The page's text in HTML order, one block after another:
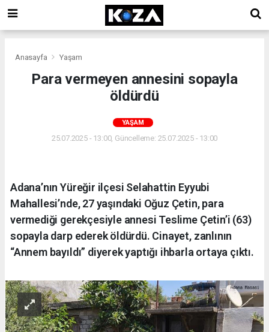
Anasayfa Yaşam
Para vermeyen annesini sopayla
öldürdü
YAŞAM
25.07.2025 - 13:00, Güncelleme: 25.07.2025 - 13:00
Adana’nın Yüreğir ilçesi Selahattin Eyyubi
Mahallesi’nde, 27 yaşındaki Oğuz Çetin, para
vermediği gerekçesiyle annesi Teslime Çetin’i (63)
sopayla darp ederek öldürdü. Cinayet, zanlının
“Annem bayıldı” diyerek yaptığı ihbarla ortaya çıktı.